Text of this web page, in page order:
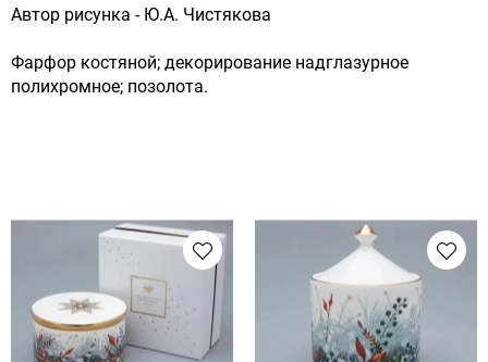
Автор рисунка - Ю.А. Чистякова
Фарфор костяной; декорирование надглазурное
полихромное; позолота.